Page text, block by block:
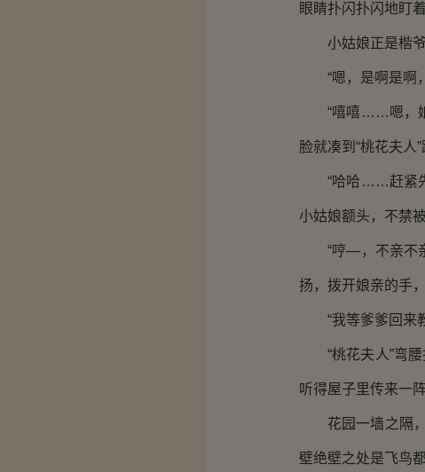
眼睛扑闪扑闪地盯
小姑娘正是楷爷
“嗯，是啊是啊
“嘻嘻……嗯，娘
脸就凑到“桃花夫人”
“哈哈……赶紧先
小姑娘额头，不禁
“哼—，不亲不亲
扬，拨开娘亲的手
“我等爹爹回来
“桃花夫人”弯腰
听得屋子里传来一
花园一墙之隔，
壁绝壁之处是飞鸟